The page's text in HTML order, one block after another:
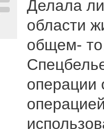
Делала
области
общем-
операции